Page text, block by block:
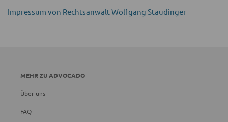
Impressum von Rechtsanwalt Wolfgang Staudinger
MEHR ZU ADVOCADO
Über uns
FAQ